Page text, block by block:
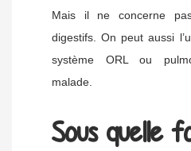
Mais il ne concerne
digestifs. On peut aussi
système ORL ou
malade.
Sous quelle